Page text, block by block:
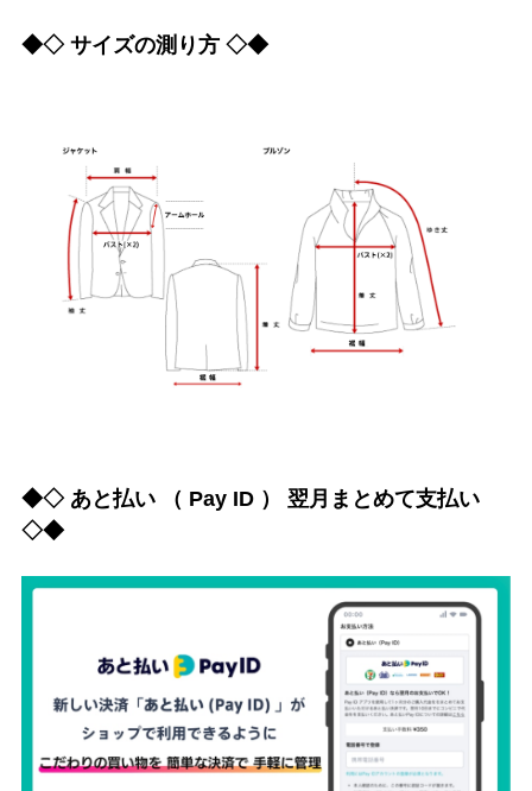
◆◇ サイズの測り方 ◇◆
◆◇ あと払い （ Pay ID ） 翌月まとめて支払い
◇◆